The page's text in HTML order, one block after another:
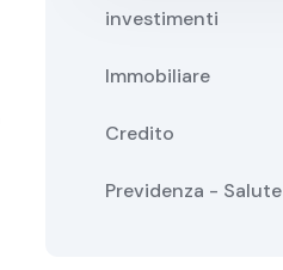
investimenti
Immobiliare
Credito
Previdenza - Salute